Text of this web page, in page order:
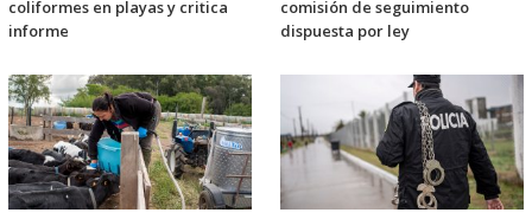
coliformes en playas y critica
informe
comisión de seguimiento
dispuesta por ley